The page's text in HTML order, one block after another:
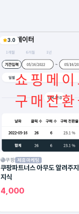
3.0
쿠팡 제휴마케팅
쿠팡파트너스 아무도 알려주
지식
4,000